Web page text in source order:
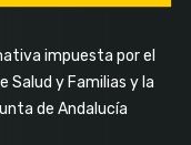
impuesta por el
Salud y Familias y la
de Andalucía